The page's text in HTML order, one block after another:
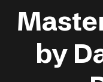
by